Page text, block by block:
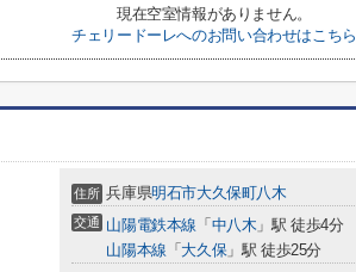
現在空室情報がありません。
チェリードーレへのお問い合わせはこちら
住所 兵庫県明石市大久保町八木
交通 山陽電鉄本線 「 中八木 」駅 徒歩4分
山陽本線 「 大久保」駅 徒歩25分